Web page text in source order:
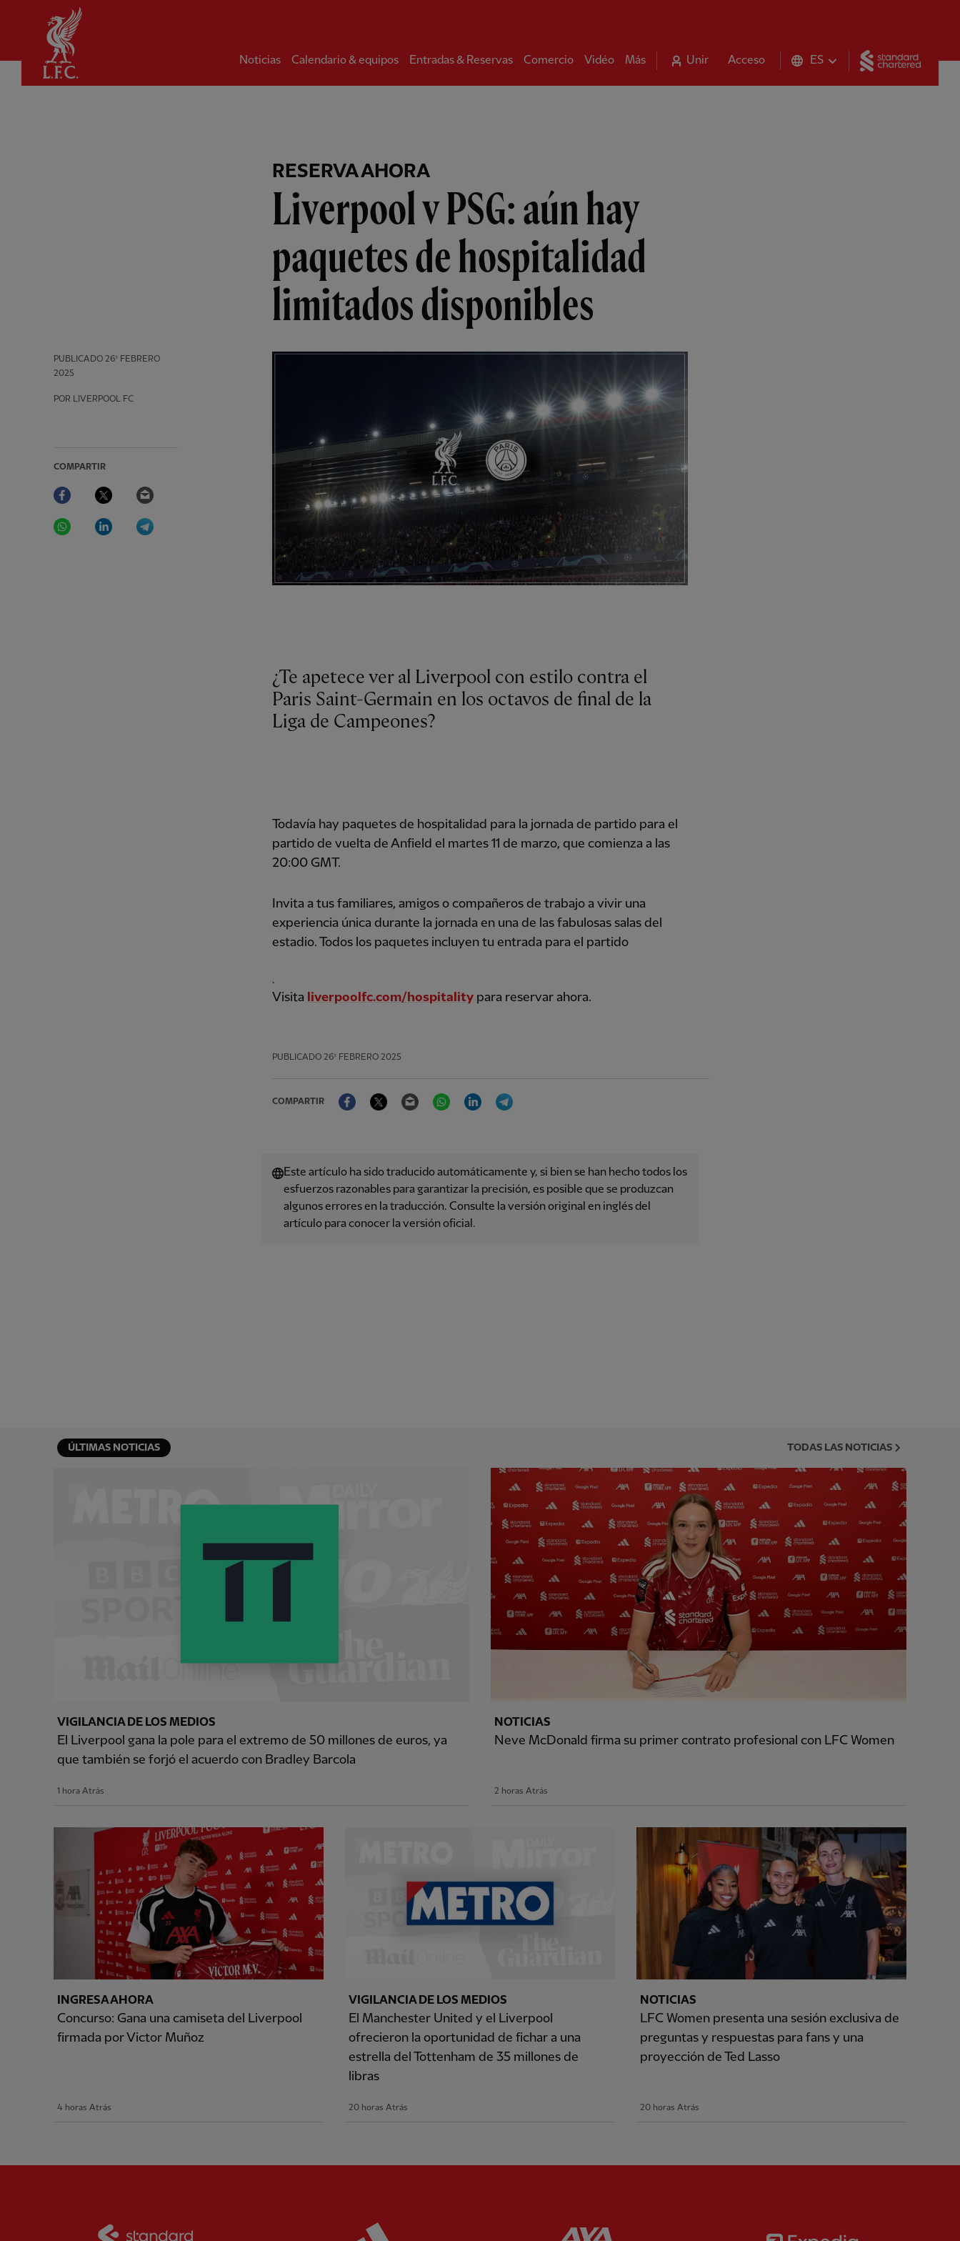
Noticias Calendario & equipos Entradas & Reservas Comercio Vidéo Más Unir Acceso ES
RESERVA AHORA
Liverpool v PSG: aún hay
paquetes de hospitalidad
limitados disponibles
PUBLICADO 26º FEBRERO
2025
POR LIVERPOOL FC
COMPARTIR
Facebook Twitter
WhatsAppLinkedIn
¿Te apetece ver al Liverpool con estilo contra el
Paris Saint-Germain en los octavos de final de la
Liga de Campeones?
Todavía hay paquetes de hospitalidad para la jornada de partido para el
partido de vuelta de Anfield el martes 11 de marzo, que comienza a las
20:00 GMT.
Invita a tus familiares, amigos o compañeros de trabajo a vivir una
experiencia única durante la jornada en una de las fabulosas salas del
estadio. Todos los paquetes incluyen tu entrada para el partido
.
Visita liverpoolfc.com/hospitality para reservar ahora.
PUBLICADO 26º FEBRERO 2025
COMPARTIR
FacebookTwitter Email WhatsAppLinkedIn
Este artículo ha sido traducido automáticamente y, si bien se han hecho todos los
esfuerzos razonables para garantizar la precisión, es posible que se produzcan
algunos errores en la traducción. Consulte la versión original en inglés del
artículo para conocer la versión oficial.
ÚLTIMAS NOTICIAS TODAS LAS NOTICIAS
VIGILANCIA DE LOS MEDIOS
El Liverpool gana la pole para el extremo de 50 millones de euros, ya
que también se forjó el acuerdo con Bradley Barcola
1 hora Atrás
NOTICIAS
Neve McDonald firma su primer contrato profesional con LFC Women
2 horas Atrás
INGRESA AHORA
Concurso: Gana una camiseta del Liverpool
firmada por Victor Muñoz
4 horas Atrás
VIGILANCIA DE LOS MEDIOS
El Manchester United y el Liverpool
ofrecieron la oportunidad de fichar a una
estrella del Tottenham de 35 millones de
libras
20 horas Atrás
NOTICIAS
LFC Women presenta una sesión exclusiva de
preguntas y respuestas para fans y una
proyección de Ted Lasso
20 horas Atrás